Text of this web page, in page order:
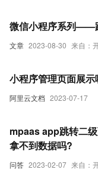
文章 2023-08-30 来自：
微信小程序系列——
阿里云文档 2023-07-17
小程序管理页面展
问答 2023-02-07 来自：
mpaas app跳转二
拿不到数据吗?